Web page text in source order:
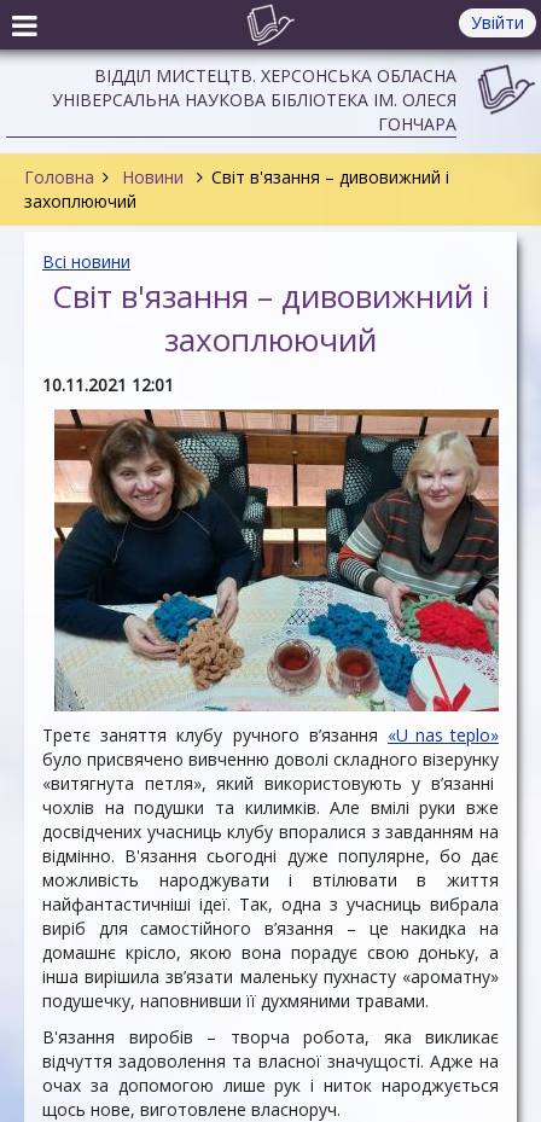
Увійти
ВІДДІЛ МИСТЕЦТВ. ХЕРСОНСЬКА ОБЛАСНА
УНІВЕРСАЛЬНА НАУКОВА БІБЛІОТЕКА ІМ. ОЛЕСЯ
ГОНЧАРА
Головна Новини
Світ в'язання – дивовижний і
захоплюючий
Всі новини
Світ в'язання – дивовижний і
захоплюючий
10.11.2021 12:01
Третє заняття клубу ручного в’язання «U_nas_teplo»
було присвячено вивченню доволі складного візерунку
«витягнута петля», який використовують у в’язанні
чохлів на подушки та килимків. Але вмілі руки вже
досвідчених учасниць клубу впоралися з завданням на
відмінно. В'язання сьогодні дуже популярне, бо дає
можливість народжувати і втілювати в життя
найфантастичніші ідеї. Так, одна з учасниць вибрала
виріб для самостійного в’язання – це накидка на
домашнє крісло, якою вона порадує свою доньку, а
інша вирішила зв’язати маленьку пухнасту «ароматну»
подушечку, наповнивши її духмяними травами.
В'язання виробів – творча робота, яка викликає
відчуття задоволення та власної значущості. Адже на
очах за допомогою лише рук і ниток народжується
щось нове, виготовлене власноруч.